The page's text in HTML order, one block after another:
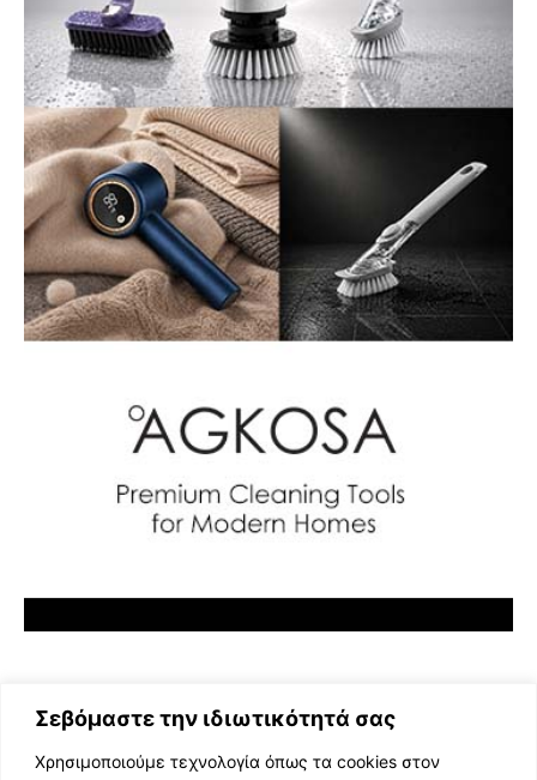
Σεβόμαστε την ιδιωτικότητά σας
Χρησιμοποιούμε τεχνολογία όπως τα cookies στον